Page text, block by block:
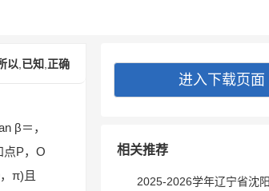
以 已知 正确
β＝，
P，O
π)且
进入下载页面
相关推荐
2025-2026学年辽宁省沈